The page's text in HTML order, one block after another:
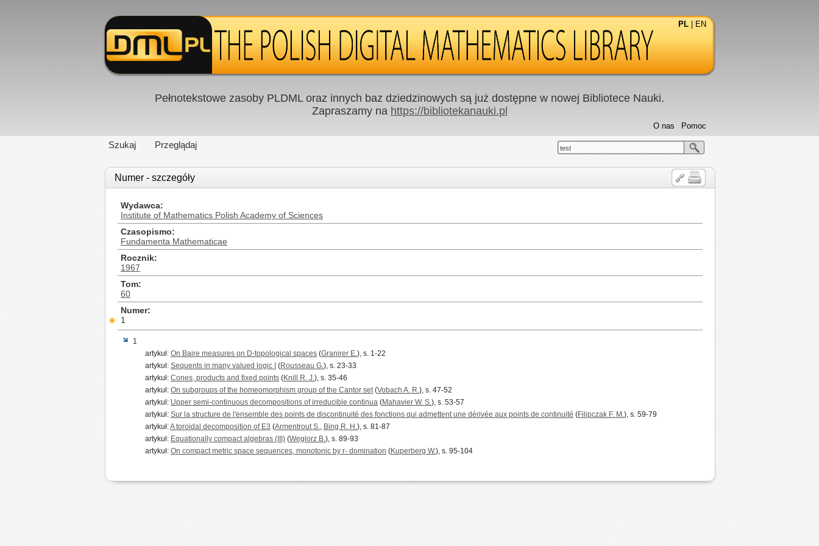
PL EN
Pełnotekstowe zasoby PLDML oraz innych baz dziedzinowych są już dostępne w nowej Bibliotece Nauki.
Zapraszamy na https://bibliotekanauki.pl
Szukaj Przeglądaj
Pomoc
O nas
test
Numer - szczegóły
Wydawca
Institute of Mathematics Polish Academy of Sciences
Czasopismo
Fundamenta Mathematicae
Rocznik
1967
Tom
60
Numer
1
1
artykuł: On Baire measures on D-topological spaces (Granirer E.), s. 1-22
artykuł: Sequents in many valued logic I (Rousseau G.), s. 23-33
artykuł: Cones, products and fixed points (Knill R. J.), s. 35-46
artykuł: On subgroups of the homeomorphism group of the Cantor set(Vobach A. R.), s. 47-52
artykuł: Upper semi-continuous decompositions of irreducible continua (Mahavier W. S.), s. 53-57
artykuł: Sur la structure de l'ensemble des points de discontinuité des fonctions qui admettent une dérivée aux points de continuité (Filipczak F. M.), s. 59-79
artykuł:A toroidal decomposition of E3 (Armentrout S., Bing R. H.), s. 81-87
artykuł: Equationally compact algebras (III) (Węglorz B.), s. 89-93
artykuł: On compact metric space sequences, monotonic by r- domination (Kuperberg W.), s. 95-104